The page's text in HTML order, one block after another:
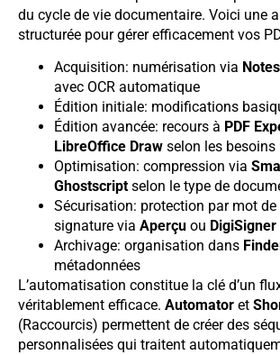
du cycle de vie documentaire. Voici une
structurée pour gérer efficacement vos
Acquisition: numérisation via Notes
avec OCR automatique
Édition initiale: modifications
Édition avancée: recours à PDF
LibreOffice Draw selon les besoins
Optimisation: compression via
Ghostscript selon le type de
Sécurisation: protection par mot de
signature via Aperçu ou DigiSigner
Archivage: organisation dans
métadonnées
L’automatisation constitue la clé d’un
véritablement efficace. Automator et
(Raccourcis) permettent de créer des
personnalisées qui traitent